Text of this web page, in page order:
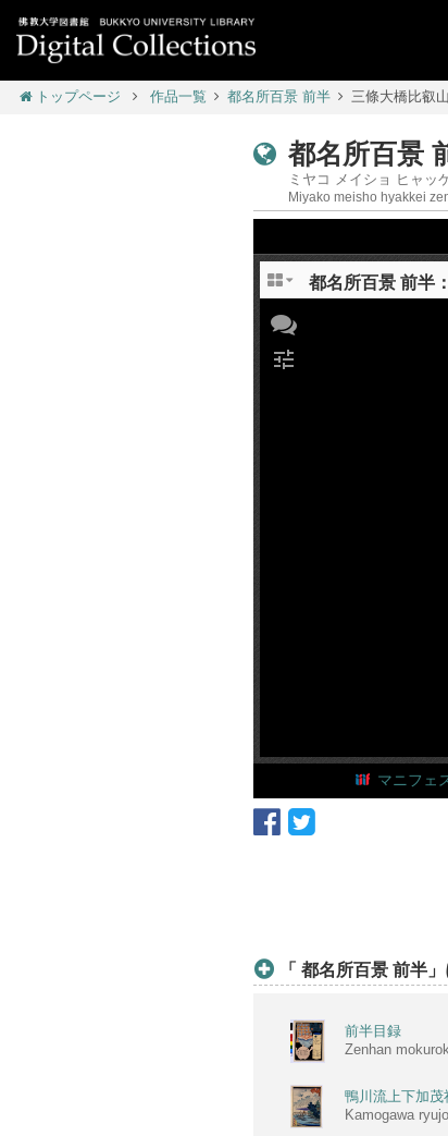
トップページ 作品一覧 都名所百景 前半 三條大橋比叡
都名所百景
ミヤコ メイショ ヒャッ
Miyako meisho hyakkei
tune
マニフェ
「 都名所百景 前半
前半目録
Zenhan
鴨川流上下加茂
Kamogawa